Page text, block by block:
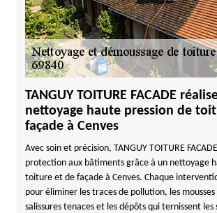
TANGUY TOITURE FACADE
nettoyage haute pression de
façade à Cenves
Avec soin et précision, TANGUY TOITURE
protection aux bâtiments grâce à un nettoyage
toiture et de façade à Cenves. Chaque
pour éliminer les traces de pollution, les
salissures tenaces et les dépôts qui ternissent les